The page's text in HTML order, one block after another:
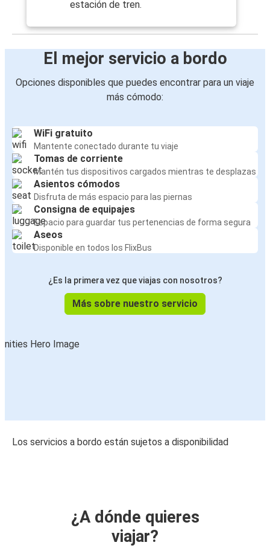
estación de tren.
El mejor servicio a bordo
Opciones disponibles que puedes encontrar para un viaje
más cómodo:
WiFi gratuito
Mantente conectado durante tu viaje
Tomas de corriente
Mantén tus dispositivos cargados mientras te desplazas
Asientos cómodos
Disfruta de más espacio para las piernas
Consigna de equipajes
Espacio para guardar tus pertenencias de forma segura
Aseos
Disponible en todos los FlixBus
¿Es la primera vez que viajas con nosotros?
Más sobre nuestro servicio
Los servicios a bordo están sujetos a disponibilidad
¿A dónde quieres
viajar?